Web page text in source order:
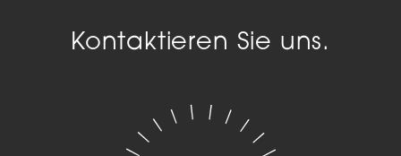
Kontaktieren Sie uns.